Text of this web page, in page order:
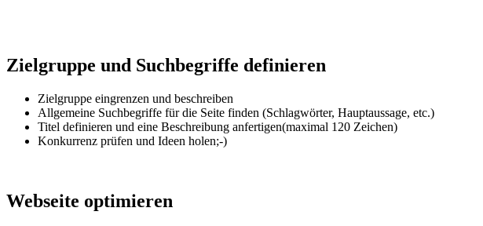
Zielgruppe und Suchbegriffe definieren
Zielgruppe eingrenzen und beschreiben
Allgemeine Suchbegriffe für die Seite finden (Schlagwörter, Hauptaussage, etc.)
Titel definieren und eine Beschreibung anfertigen(maximal 120 Zeichen)
Konkurrenz prüfen und Ideen holen;-)
Webseite optimieren